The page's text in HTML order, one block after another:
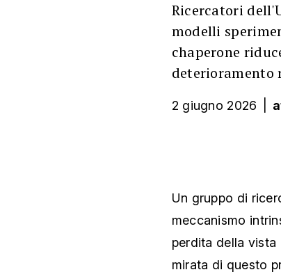
Ricercatori
modelli
chaperone
deterioramento
2 giugno 2026
Un gruppo di
meccanismo
perdita della
mirata di questo